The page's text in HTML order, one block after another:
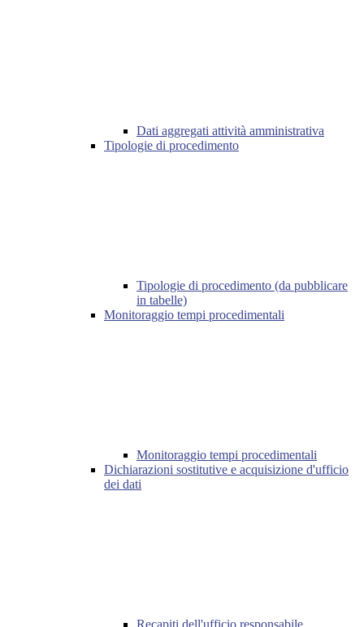
Dati aggregati attività amministrativa
Tipologie di procedimento
Tipologie di procedimento (da pubblicare
in tabelle)
Monitoraggio tempi procedimentali
Monitoraggio tempi procedimentali
Dichiarazioni sostitutive e acquisizione d'ufficio
dei dati